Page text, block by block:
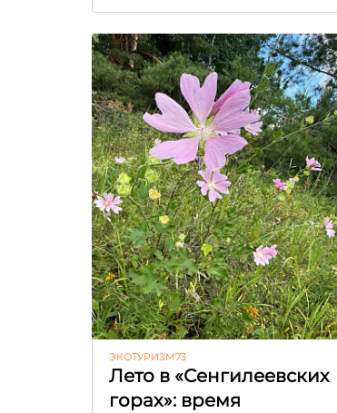
ЭКОТУРИЗМ73
Лето в «Сенгилеевских
горах»: время